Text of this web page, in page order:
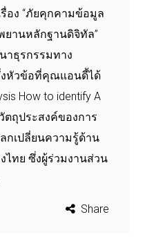
อง “ภัยคุกคามข้อมูล
ยานหลักฐานดิจิทัล”
าธุรกรรมทาง
งหัวข้อที่คุณแอนดี้ได้
How to identify A
ตถุประสงค์ของการ
กเปลี่ยนความรู้ด้าน
ไทย ซึ่งผู้ร่วมงานส่วน
Share